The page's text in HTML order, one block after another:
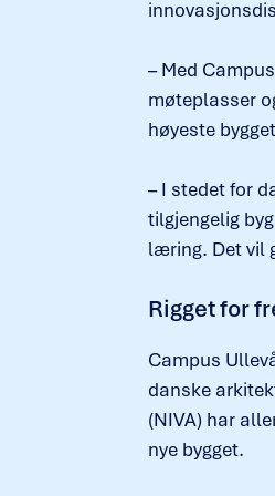
– Med
møteplasser
høyeste
– I stedet for
tilgjengelig
læring. Det vil
Rigget for
Campus
danske
(NIVA) har
nye bygget.